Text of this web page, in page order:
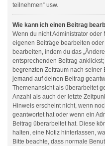
teilnehmen“ usw.
Wie kann ich einen Beitrag
Wenn du nicht Administrator
eigenen Beiträge bearbeiten
bearbeiten, indem du das
entsprechenden Beitrag
begrenzten Zeitraum nach
jemand auf deinen Beitrag
Themenansicht als überarbeitet
Anzahl als auch der letzte
Hinweis erscheint nicht, wenn
geantwortet hat oder wenn ein
Beitrag überarbeitet hat. Diese
halten, eine Notiz hinterlassen,
Bitte beachte, dass normale